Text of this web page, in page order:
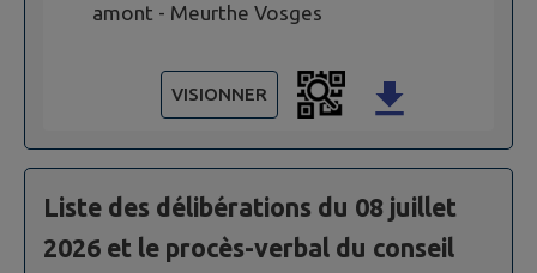
amont - Meurthe Vosges
VISIONNER
Liste des délibérations du 08 juillet
2026 et le procès-verbal du conseil